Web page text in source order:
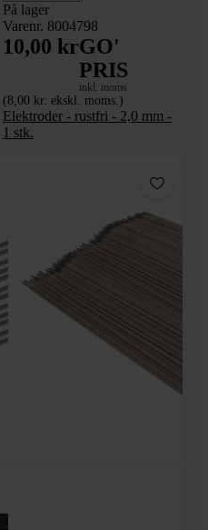
På lager
Varenr. 8004798
10,00 krGO'
PRIS
inkl. moms
(8,00 kr. ekskl. moms.)
Elektroder - rustfri - 2,0 mm -
1 stk.